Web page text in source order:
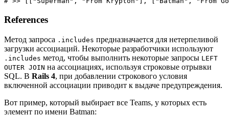
References
Метод запроса .includes предназначается для нетерпеливой
загрузки ассоциаций. Некоторые разработчики используют
.includes метод, чтобы выполнить некоторые запросы LEFT
OUTER JOIN на ассоциациях, используя строковые отрывки
SQL. В Rails 4, при добавлении строкового условия
включенной ассоциации приводит к выдаче предупреждения.
Вот пример, который выбирает все Teams, у которых есть
элемент по имени Batman: